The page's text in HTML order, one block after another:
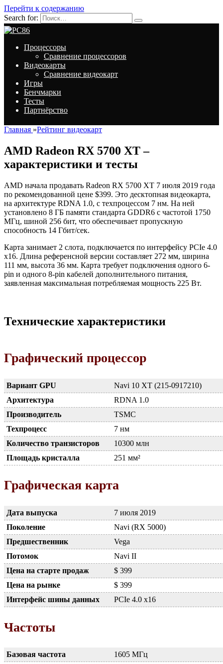
Перейти к содержанию
Search for:
Процессоры
Сравнение процессоров
Видеокарты
Сравнение видеокарт
Игры
Бенчмарки
Тесты
Партнёрство
Главная »Рейтинг видеокарт
AMD Radeon RX 5700 XT –
характеристики и тесты
AMD начала продавать Radeon RX 5700 XT 7 июля 2019 года
по рекомендованной цене $399. Это десктопная видеокарта,
на архитектуре RDNA 1.0, с техпроцессом 7 нм. На ней
установлено 8 ГБ памяти стандарта GDDR6 с частотой 1750
МГц, шиной 256 бит, что обеспечивает пропускную
способность 14 Гбит/сек.
Карта занимает 2 слота, подключается по интерфейсу PCIe 4.0
x16. Длина референсной версии составляет 272 мм, ширина
111 мм, высота 36 мм. Карта требует подключения одного 6-
pin и одного 8-pin кабелей дополнительного питания,
заявленная максимальная потребляемая мощность 225 Вт.
Технические характеристики
Графический процессор
Вариант GPU
Navi 10 XT (215-0917210)
Архитектура
RDNA 1.0
Производитель
TSMC
Техпроцесс
7 нм
Количество транзисторов
10300 млн
Площадь кристалла
251 мм²
Графическая карта
Дата выпуска
7 июля 2019
Поколение
Navi (RX 5000)
Предшественник
Vega
Потомок
Navi II
Цена на старте продаж
$ 399
Цена на рынке
$ 399
Интерфейс шины данных
PCIe 4.0 x16
Частоты
Базовая частота
1605 МГц